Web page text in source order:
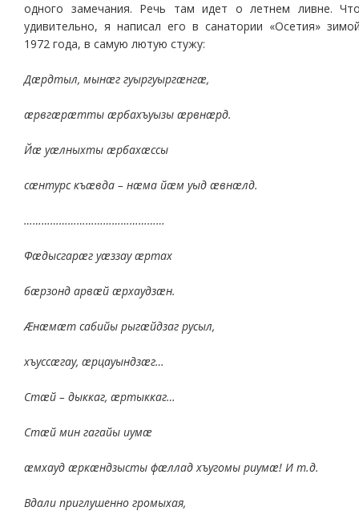
одного замечания. Речь там идет о летнем ливне.
удивительно, я написал его в санатории «Осетия»
1972 года, в самую лютую стужу:
Дæрдтыл, мынæг гуыргуыргæнгæ,
æрвгæрæтты æрбахъуызы æрвнæрд.
Йæ уæлныхты æрбахæссы
сæнтурс къæвда – нæма йæм уыд æвнæлд.
…………………………………………
Фæдысгарæг уæззау æртах
бæрзонд арвæй æрхаудзæн.
Æнæмæт сабийы рыгæйдзаг русыл,
хъуссæгау, æрцауындзæг…
Стæй – дыккаг, æртыккаг…
Стæй мин гагайы иумæ
æмхауд æркæндзысты фæллад хъугомы риумæ! И т.д.
Вдали приглушенно громыхая,